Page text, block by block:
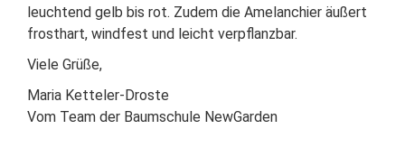
leuchtend gelb bis rot. Zudem die Amelanchier äußert
frosthart, windfest und leicht verpflanzbar.
Viele Grüße,
Maria Ketteler-Droste
Vom Team der Baumschule NewGarden